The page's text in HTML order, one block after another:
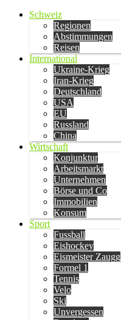
Schweiz
Regionen
Abstimmungen
Reisen
International
Ukraine-Krieg
Iran-Krieg
Deutschland
USA
EU
Russland
China
Wirtschaft
Konjunktur
Arbeitsmarkt
Unternehmen
Börse und Co
Immobilien
Konsum
Sport
Fussball
Eishockey
Eismeister Zaugg
Formel 1
Tennis
Velo
Ski
Unvergessen